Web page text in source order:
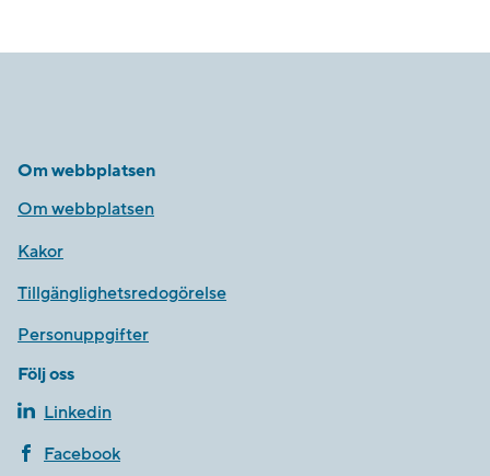
Om webbplatsen
Om webbplatsen
Kakor
Tillgänglighetsredogörelse
Personuppgifter
Följ oss
Linkedin
Facebook